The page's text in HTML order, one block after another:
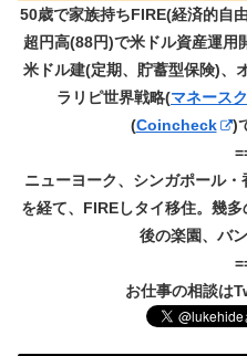
50歳で家族持ちFIRE(経済的自
超円高(88円)で米ドル資産運用
米ドル建(定期、貯蓄型保険)、
ラリピ世界戦略(マネース
(Coincheck
)
ニューヨーク、シンガポール
を経て、FIREしタイ移住。幾
後の楽園、バ
お仕事の相談は